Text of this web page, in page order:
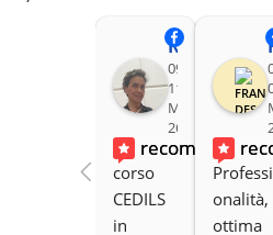
Rita Nieddu
09:59
11
May
26
recommends
corso
CEDILS
in
Professi
onalità,
ottima